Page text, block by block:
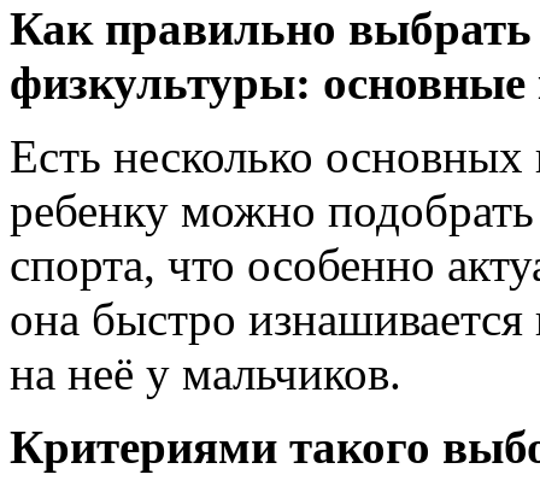
Как правильно
физкультуры: основные
Есть несколько
ребенку можно
спорта, что особенно
она быстро
на неё у мальчиков.
Критериями такого